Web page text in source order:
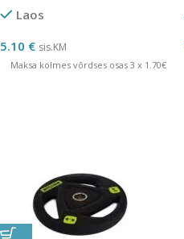
Laos
5.10 € sis.KM
Maksa kolmes võrdses osas 3 x 1.70€